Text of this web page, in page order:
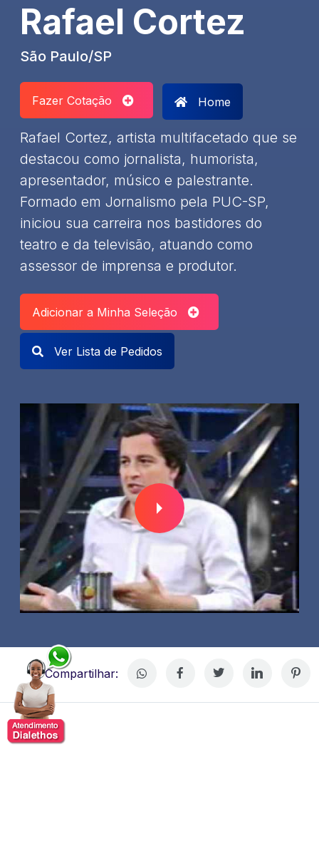
Rafael Cortez
São Paulo/SP
Fazer Cotação Home
​Rafael Cortez, artista multifacetado que se
destacou como jornalista, humorista,
apresentador, músico e palestrante.
Formado em Jornalismo pela PUC-SP,
iniciou sua carreira nos bastidores do
teatro e da televisão, atuando como
assessor de imprensa e produtor.
Adicionar a Minha Seleção
Ver Lista de Pedidos
Compartilhar: